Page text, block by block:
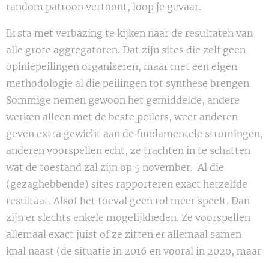
random patroon vertoont, loop je gevaar.
Ik sta met verbazing te kijken naar de resultaten van
alle grote aggregatoren. Dat zijn sites die zelf geen
opiniepeilingen organiseren, maar met een eigen
methodologie al die peilingen tot synthese brengen.
Sommige nemen gewoon het gemiddelde, andere
werken alleen met de beste peilers, weer anderen
geven extra gewicht aan de fundamentele stromingen,
anderen voorspellen echt, ze trachten in te schatten
wat de toestand zal zijn op 5 november. Al die
(gezaghebbende) sites rapporteren exact hetzelfde
resultaat. Alsof het toeval geen rol meer speelt. Dan
zijn er slechts enkele mogelijkheden. Ze voorspellen
allemaal exact juist of ze zitten er allemaal samen
knal naast (de situatie in 2016 en vooral in 2020, maar